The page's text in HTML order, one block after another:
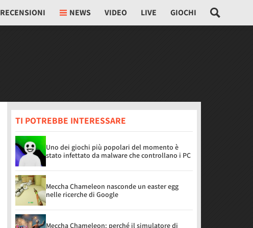
RECENSIONI NEWS VIDEO LIVE GIOCHI
TI POTREBBE INTERESSARE
Uno dei giochi più popolari del momento è
stato infettato da malware che controllano i PC
Meccha Chameleon nasconde un easter egg
nelle ricerche di Google
Meccha Chameleon: perché il simulatore di